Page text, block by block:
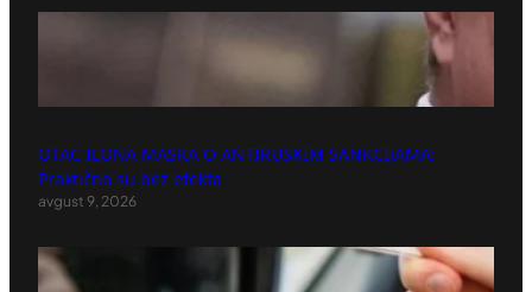
OTAC ILONA MASKA O ANTIRUSKIM SANKCIJAMA:
Praktično su bez efekta
avgust 9, 2026